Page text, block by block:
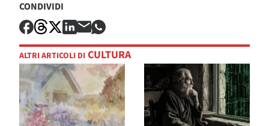
CONDIVIDI
ALTRI ARTICOLI DI CULTURA